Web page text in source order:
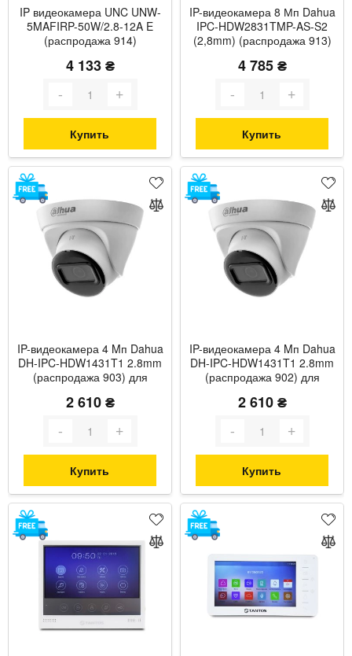
IP видеокамера UNC UNW-
5MAFIRP-50W/2.8-12A E
(распродажа 914)
уличная для
моторизированным
4 133 ₴
Купить
IP-видеокамера 8 Мп Dahua
IPC-HDW2831TMP-AS-S2
(2,8mm) (распродажа 913)
микрофоном для системы
4 785 ₴
Купить
IP-видеокамера 4 Mп Dahua
DH-IPC-HDW1431T1 2.8mm
(распродажа 903) для
2 610 ₴
Купить
IP-видеокамера 4 Mп Dahua
DH-IPC-HDW1431T1 2.8mm
(распродажа 902) для
2 610 ₴
Купить